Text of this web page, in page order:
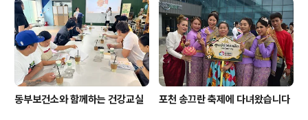
동부보건소와 함께하는 건강교실 포천 송끄란 축제에 다녀왔습니다